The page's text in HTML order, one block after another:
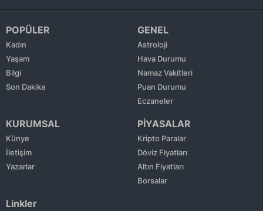
Muğla
Muş
Niğde
Ordu
Rize
POPÜLER
Kadın
Yaşam
Bilgi
Son Dakika
GENEL
Astroloji
Hava Durumu
Namaz Vakitleri
Puan Durumu
Eczaneler
KURUMSAL
Künye
İletişim
Yazarlar
PİYASALAR
Kripto Paralar
Döviz Fiyatları
Altın Fiyatları
Borsalar
Linkler